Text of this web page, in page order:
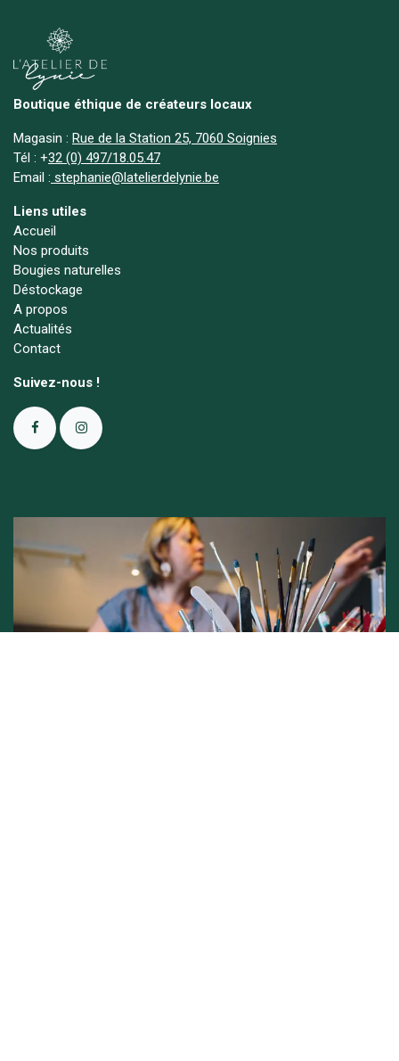
Boutique éthique de créateurs locaux
Magasin : Rue de la Station 25, 7060 Soignies
Tél : +32 (0) 497/18.05.47
Email : stephanie@latelierdelynie.be
Liens utiles
Accueil
Nos produits
Bougies naturelles
Déstockage
A propos
Actualités
Contact
Suivez-nous !